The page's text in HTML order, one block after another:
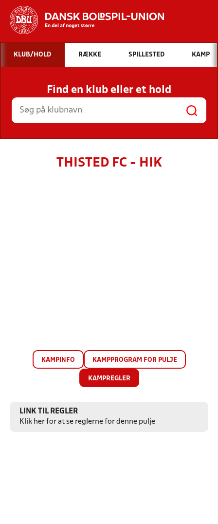
Hvad vil du søge efter?
INDHOLD OG NYHEDER
STILLINGER, RESULTATER, KLUBBER OG
HOLD
KLUB/HOLD RÆKKE SPILLESTED KAMP
Find en klub eller et hold
THISTED FC - HIK
KAMPINFO KAMPPROGRAM FOR PULJE
KAMPREGLER
LINK TIL REGLER
Klik her for at se reglerne for denne pulje